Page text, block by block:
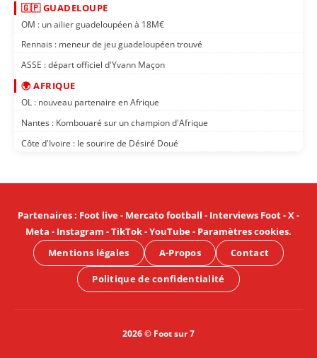
🇬🇵 GUADELOUPE
OM : un ailier guadeloupéen à 18M€
Rennais : meneur de jeu guadeloupéen trouvé
ASSE : départ officiel d'Yvann Maçon
🌍 AFRIQUE
OL : nouveau partenaire en Afrique
Nantes : Kombouaré sur un champion d'Afrique
Côte d'Ivoire : le sourire de Désiré Doué
Partenaires: Foot live- Mercato football - Interviews Foot-X-
Meta - Instagram -TikTok-YouTube- Paramètres cookies.
Mentions légales
A-Propos Contact
Politique de confidentialité
2026 © Foot sur 7